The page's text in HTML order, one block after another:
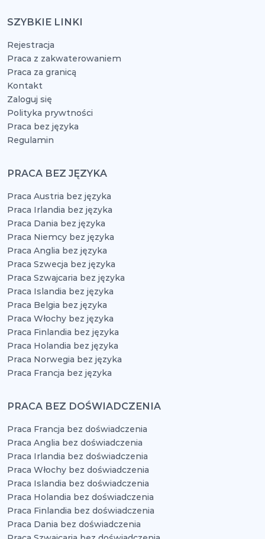
SZYBKIE LINKI
Rejestracja
Praca z zakwaterowaniem
Praca za granicą
Kontakt
Zaloguj się
Polityka prywtności
Praca bez języka
Regulamin
PRACA BEZ JĘZYKA
Praca Austria bez języka
Praca Irlandia bez języka
Praca Dania bez języka
Praca Niemcy bez języka
Praca Anglia bez języka
Praca Szwecja bez języka
Praca Szwajcaria bez języka
Praca Islandia bez języka
Praca Belgia bez języka
Praca Włochy bez języka
Praca Finlandia bez języka
Praca Holandia bez języka
Praca Norwegia bez języka
Praca Francja bez języka
PRACA BEZ DOŚWIADCZENIA
Praca Francja bez doświadczenia
Praca Anglia bez doświadczenia
Praca Irlandia bez doświadczenia
Praca Włochy bez doświadczenia
Praca Islandia bez doświadczenia
Praca Holandia bez doświadczenia
Praca Finlandia bez doświadczenia
Praca Dania bez doświadczenia